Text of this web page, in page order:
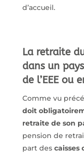
d’accueil.
La retraite
dans un
de l’EEE ou
Comme vu
doit
retraite de son
pension de
part des caisses